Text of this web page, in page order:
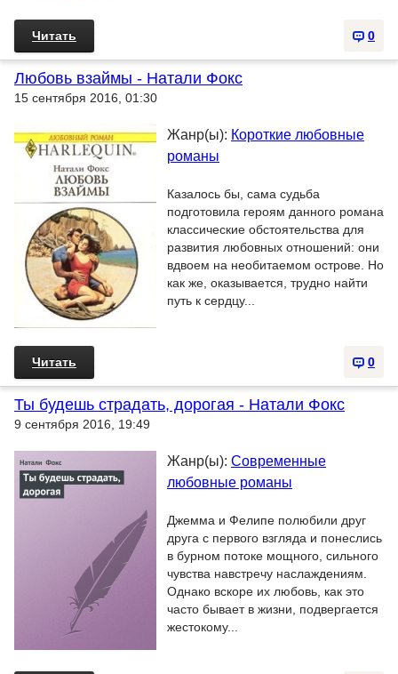
0
Читать
Любовь взаймы - Натали Фокс
15 сентября 2016, 01:30
Жанр(ы): Короткие любовные
романы
Казалось бы, сама судьба
подготовила героям данного романа
классические обстоятельства для
развития любовных отношений: они
вдвоем на необитаемом острове. Но
как же, оказывается, трудно найти
путь к сердцу...
0
Читать
Ты будешь страдать, дорогая - Натали Фокс
9 сентября 2016, 19:49
Жанр(ы): Современные
любовные романы
Джемма и Фелипе полюбили друг
друга с первого взгляда и понеслись
в бурном потоке мощного, сильного
чувства навстречу наслаждениям.
Однако вскоре их любовь, как это
часто бывает в жизни, подвергается
жестокому...